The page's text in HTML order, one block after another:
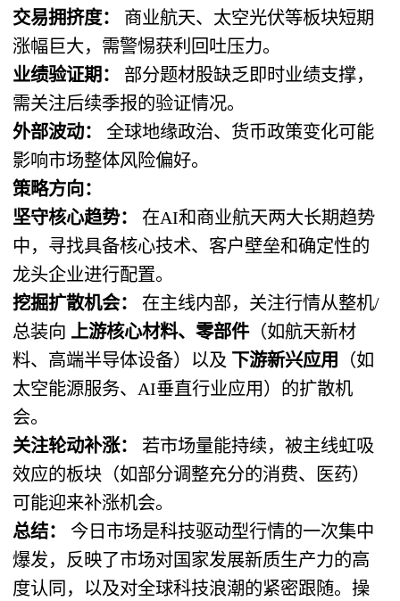
交易拥挤度：
​ 商业航天、太空光伏等板块短期
涨幅巨大，需警惕获利回吐压力。
业绩验证期：
​ 部分题材股缺乏即时业绩支撑，
需关注后续季报的验证情况。
外部波动：
​ 全球地缘政治、货币政策变化可能
影响市场整体风险偏好。
策略方向：
坚守核心趋势：
​ 在AI和商业航天两大长期趋势
中，寻找具备核心技术、客户壁垒和确定性的
龙头企业进行配置。
挖掘扩散机会：
​ 在主线内部，关注行情从整机/
总装向 上游核心材料、零部件（如航天新材
料、高端半导体设备）以及 下游新兴应用
（如
太空能源服务、AI垂直行业应用）的扩散机
会。
关注轮动补涨：
​ 若市场量能持续，被主线虹吸
效应的板块（如部分调整充分的消费、医药）
可能迎来补涨机会。
总结：
​ 今日市场是科技驱动型行情的一次集中
爆发，反映了市场对国家发展新质生产力的高
度认同，以及对全球科技浪潮的紧密跟随。操